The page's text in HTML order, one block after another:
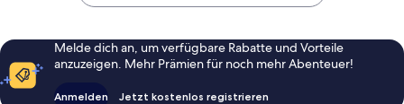
Melde dich an, um verfügbare Rabatte und Vorteile
anzuzeigen. Mehr Prämien für noch mehr Abenteuer!
Anmelden Jetzt kostenlos registrieren